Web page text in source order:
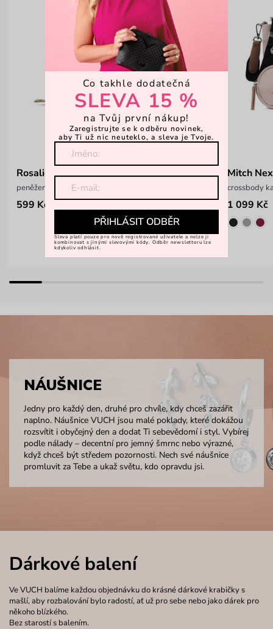
Rosalie Zipper Wallet
peněženka na zip Vushie
599 Kč
Mitch
crossbody
1 099 Kč
NÁUŠNICE
Jedny pro každý den, druhé pro chvíle, kdy chceš zazářit
naplno. Náušnice VUCH jsou malé poklady, které dokážou
rozsvítit i obyčejný den a dodat Ti sebevědomí i styl. Vybírej
podle nálady – decentní pro jemný šmrnc nebo výrazné,
když chceš být středem pozornosti. Nech své náušnice
promluvit za Tebe a ukaž světu, kdo opravdu jsi.
Dárkové balení
Ve VUCH balíme každou objednávku do krásné dárkové krabičky s
mašlí, aby rozbalování bylo radostí, ať už pro sebe nebo jako dárek pro
někoho blízkého.
Bez starostí s balením.
Co takhle dodatečná
SLEVA 15 %
na Tvůj první nákup!
Zaregistrujte se k odběru novinek,
aby Ti už nic neuteklo, a sleva je Tvoje.
PŘIHLÁSIT ODBĚR
Sleva platí pouze pro nově registrované uživatele a nelze ji
kombinovat s jinými slevovými kódy. Odběr newsletteru lze
kdykoliv odhlásit.